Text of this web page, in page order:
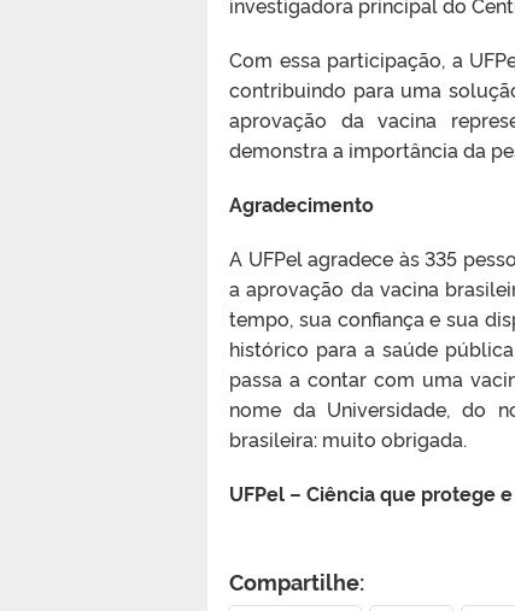
Com essa participação, a
contribuindo para uma
aprovação da vacina
demonstra a importância da
Agradecimento
A UFPel agradece às 335
a aprovação da vacina
tempo, sua confiança e sua
histórico para a saúde
passa a contar com uma
nome da Universidade, do
brasileira: muito obrigada.
UFPel – Ciência que protege
Compartilhe: